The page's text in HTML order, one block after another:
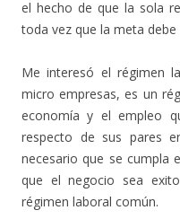
el hecho de que la sola
toda vez que la meta
Me interesó el régimen
micro empresas, es un
economía y el empleo
respecto de sus pares
necesario que se cumpla
que el negocio sea
régimen laboral común.